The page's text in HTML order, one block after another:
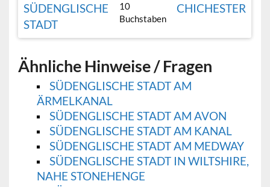
SÜDENGLISCHE
STADT
10
Buchstaben
CHICHESTER
Ähnliche Hinweise / Fragen
SÜDENGLISCHE STADT AM
ÄRMELKANAL
SÜDENGLISCHE STADT AM AVON
SÜDENGLISCHE STADT AM KANAL
SÜDENGLISCHE STADT AM MEDWAY
SÜDENGLISCHE STADT IN WILTSHIRE,
NAHE STONEHENGE